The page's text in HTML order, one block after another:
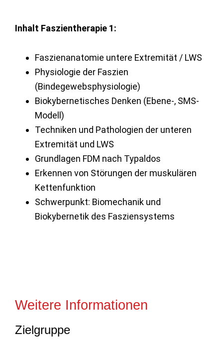
Inhalt Faszientherapie 1:
Faszienanatomie untere Extremität / LWS
Physiologie der Faszien
(Bindegewebsphysiologie)
Biokybernetisches Denken (Ebene-, SMS-
Modell)
Techniken und Pathologien der unteren
Extremität und LWS
Grundlagen FDM nach Typaldos
Erkennen von Störungen der muskulären
Kettenfunktion
Schwerpunkt: Biomechanik und
Biokybernetik des Fasziensystems
Weitere Informationen
Zielgruppe